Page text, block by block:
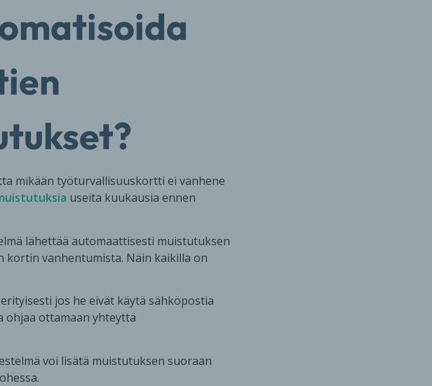
mikään työturvallisuuskortti ei vanhene
useita kuukausia ennen
lähettää automaattisesti muistutuksen
kortin vanhentumista. Näin kaikilla on
jos he eivät käytä sähköpostia
ohjaa ottamaan yhteyttä
voi lisätä muistutuksen suoraan